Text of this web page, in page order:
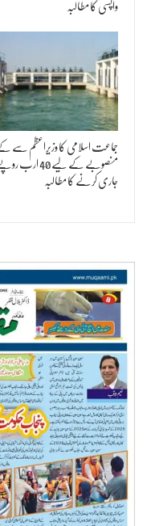
واپسی کا مطالبہ
منصوبے کے لیے 40
جاری کرنے کا مطالبہ